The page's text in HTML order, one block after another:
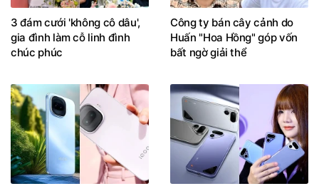
3 đám cưới 'không cô dâu',
gia đình làm cỗ linh đình
chúc phúc
Công ty bán cây cảnh do
Huấn "Hoa Hồng" góp vốn
bất ngờ giải thể